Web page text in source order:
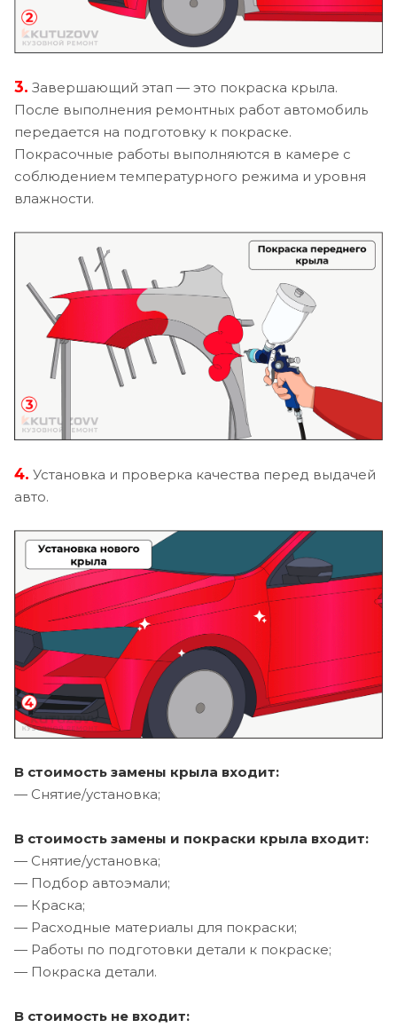
3. Завершающий этап — это покраска крыла.
После выполнения ремонтных работ автомобиль
передается на подготовку к покраске.
Покрасочные работы выполняются в камере с
соблюдением температурного режима и уровня
влажности.
4. Установка и проверка качества перед выдачей
авто.
В стоимость замены крыла входит:
— Снятие/установка;
В стоимость замены и покраски крыла входит:
— Снятие/установка;
— Подбор автоэмали;
— Краска;
— Расходные материалы для покраски;
— Работы по подготовки детали к покраске;
— Покраска детали.
В стоимость не входит: